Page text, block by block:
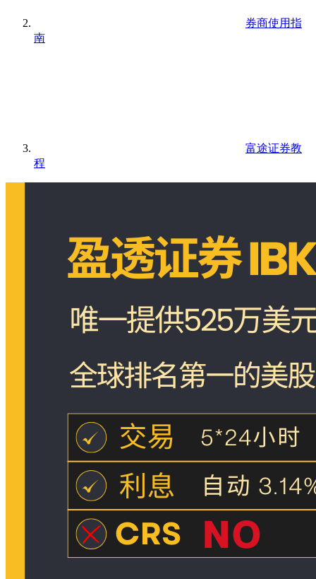
券商使用指
南
富途证券教
程